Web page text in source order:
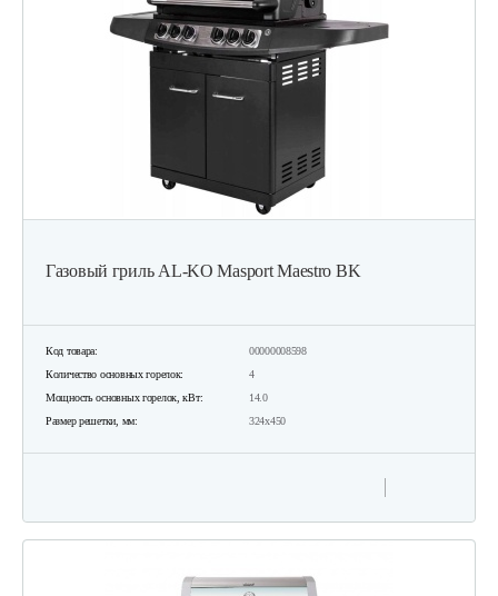
Газовый гриль AL-KO Masport Maestro BK
Код товара:
00000008598
Количество основных горелок:
4
Мощность основных горелок, кВт:
14.0
Размер решетки, мм:
324х450